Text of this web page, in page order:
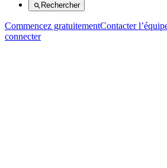
Rechercher
Commencez gratuitementContacter
connecter